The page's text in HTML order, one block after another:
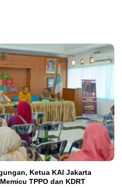
Ketua KAI Jakarta
TPPO dan KDRT